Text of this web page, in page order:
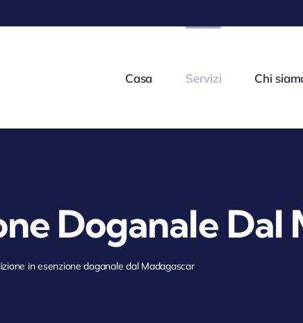
Casa Servizi Chi
Doganale Dal
in esenzione doganale dal Madagascar